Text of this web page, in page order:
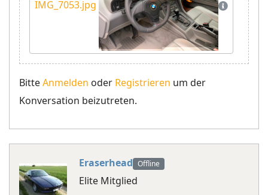
IMG_7053.jpg
BitteAnmelden oder Registrieren um der
Konversation beizutreten.
Eraserhead Offline
Elite Mitglied